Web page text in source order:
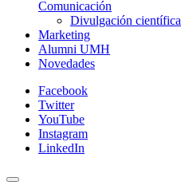
Comunicación
Divulgación científica
Marketing
Alumni UMH
Novedades
Facebook
Twitter
YouTube
Instagram
LinkedIn